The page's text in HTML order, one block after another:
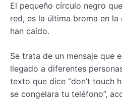
El pequeño círculo negro
red, es la última broma en la
han caído.
Se trata de un mensaje que
llegado a diferentes
texto que dice “don’t touch
se congelara tu teléfono”,